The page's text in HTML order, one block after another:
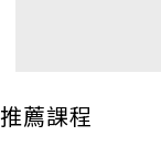
推薦課程